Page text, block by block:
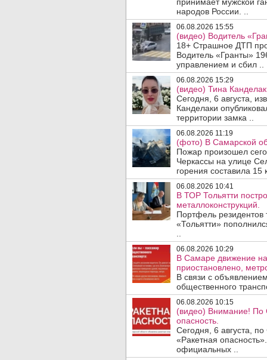
народов России. ..
06.08.2026 15:55
(видео) Водитель
18+ Страшное ДТП
Водитель «Гранты»
управлением и сбил ..
06.08.2026 15:29
(видео) Тина
Сегодня, 6 августа,
Канделаки
территории замка ..
06.08.2026 11:19
(фото) В Самарской
Пожар произошел
Черкассы на улице
горения составила 15
06.08.2026 10:41
В ТОР Тольятти
металлоконструкций.
Портфель
«Тольятти»
06.08.2026 10:29
В Самаре движение
приостановлено,
В связи с
общественного
06.08.2026 10:15
(видео) Внимание! По
опасность.
Сегодня, 6 августа,
«Ракетная
официальных ..